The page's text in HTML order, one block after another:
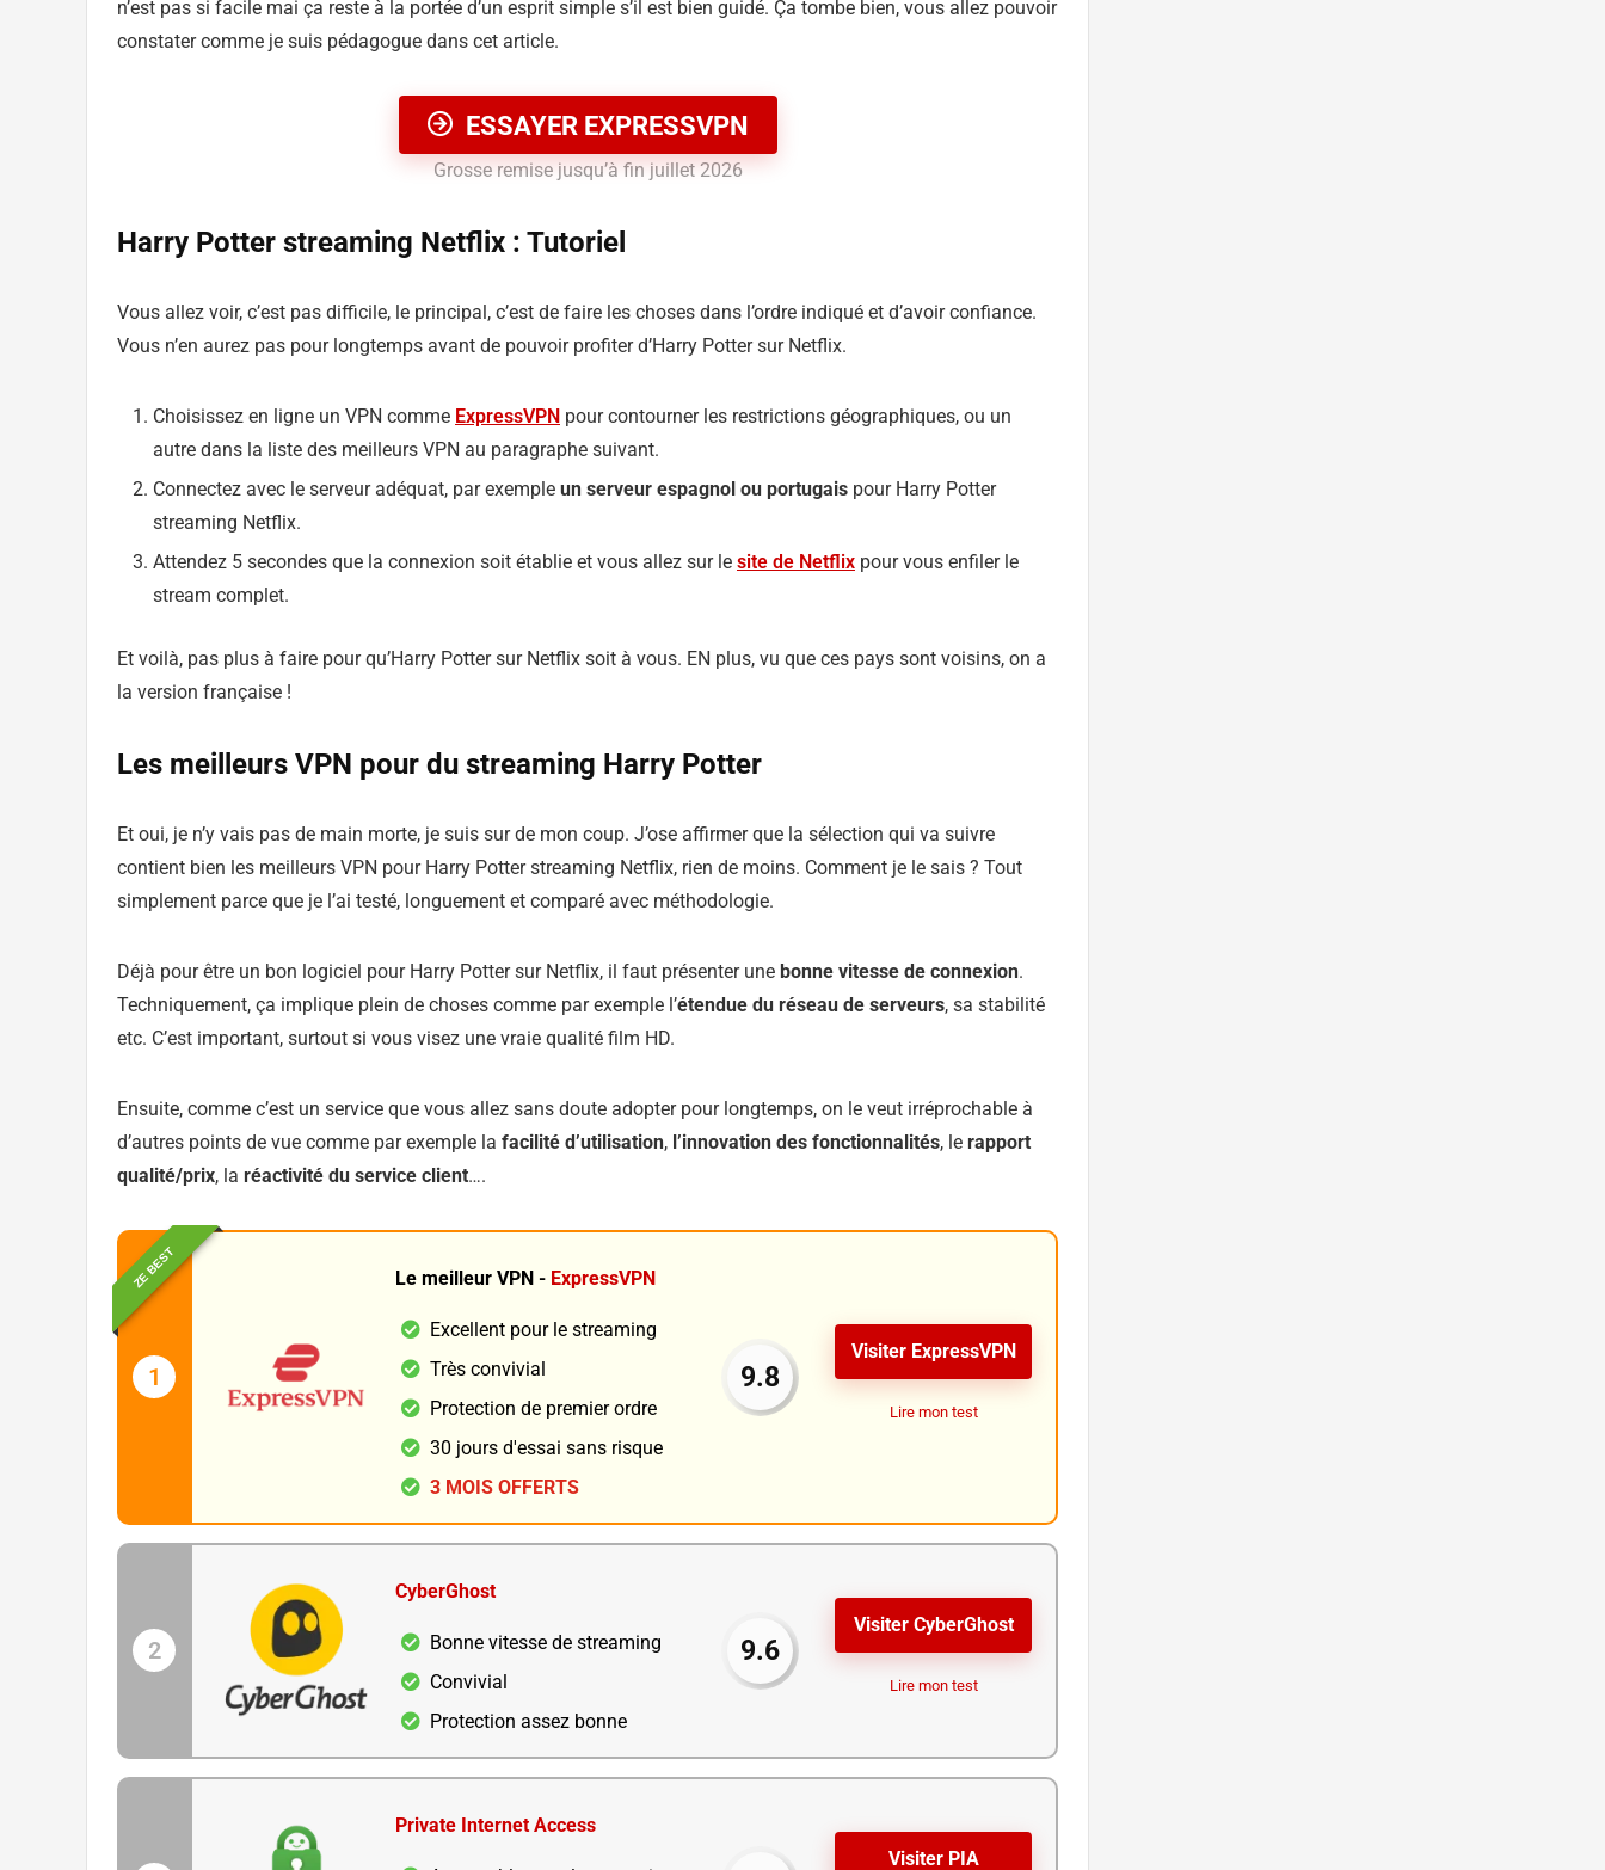
n’est pas si facile mai ça reste à la portée d’un esprit simple s’il est bien guidé. Ça tombe bien, vous allez pouvoir
constater comme je suis pédagogue dans cet article.
ESSAYER EXPRESSVPN
Grosse remise jusqu’à fin juillet 2026
Harry Potter streaming Netflix : Tutoriel
Vous allez voir, c’est pas difficile, le principal, c’est de faire les choses dans l’ordre indiqué et d’avoir confiance.
Vous n’en aurez pas pour longtemps avant de pouvoir profiter d’Harry Potter sur Netflix.
Choisissez en ligne un VPN comme ExpressVPN pour contourner les restrictions géographiques, ou un
autre dans la liste des meilleurs VPN au paragraphe suivant.
Connectez avec le serveur adéquat, par exemple un serveur espagnol ou portugais pour Harry Potter
streaming Netflix.
Attendez 5 secondes que la connexion soit établie et vous allez sur le site de Netflix pour vous enfiler le
stream complet.
Et voilà, pas plus à faire pour qu’Harry Potter sur Netflix soit à vous. EN plus, vu que ces pays sont voisins, on a
la version française !
Les meilleurs VPN pour du streaming Harry Potter
Et oui, je n’y vais pas de main morte, je suis sur de mon coup. J’ose affirmer que la sélection qui va suivre
contient bien les meilleurs VPN pour Harry Potter streaming Netflix, rien de moins. Comment je le sais ? Tout
simplement parce que je l’ai testé, longuement et comparé avec méthodologie.
Déjà pour être un bon logiciel pour Harry Potter sur Netflix, il faut présenter une bonne vitesse de connexion.
Techniquement, ça implique plein de choses comme par exemple l’étendue du réseau de serveurs, sa stabilité
etc. C’est important, surtout si vous visez une vraie qualité film HD.
Ensuite, comme c’est un service que vous allez sans doute adopter pour longtemps, on le veut irréprochable à
d’autres points de vue comme par exemple la facilité d’utilisation, l’innovation des fonctionnalités, le rapport
qualité/prix, la réactivité du service client….
ZE BEST
1
Le meilleur VPN - ExpressVPN
Excellent pour le streaming
Très convivial
Protection de premier ordre
30 jours d'essai sans risque
3 MOIS OFFERTS
9.8
Visiter ExpressVPN
Lire mon test
2
CyberGhost
Bonne vitesse de streaming
Convivial
Protection assez bonne
9.6
Visiter CyberGhost
Lire mon test
Private Internet Access
Visiter PIA